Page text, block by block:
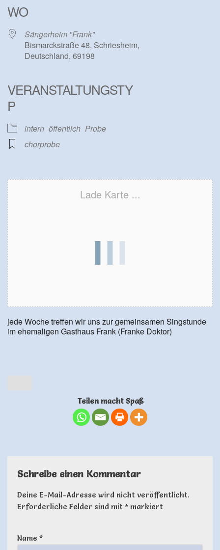
WO
Sängerheim "Frank"
Bismarckstraße 48, Schriesheim,
Deutschland, 69198
VERANSTALTUNGSTY
P
intern öffentlich Probe
chorprobe
Lade Karte ...
jede Woche treffen wir uns zur gemeinsamen Singstunde
im ehemaligen Gasthaus Frank (Franke Doktor)
Teilen macht Spaß
Schreibe einen Kommentar
Deine E-Mail-Adresse wird nicht veröffentlicht.
Erforderliche Felder sind mit * markiert
Name *